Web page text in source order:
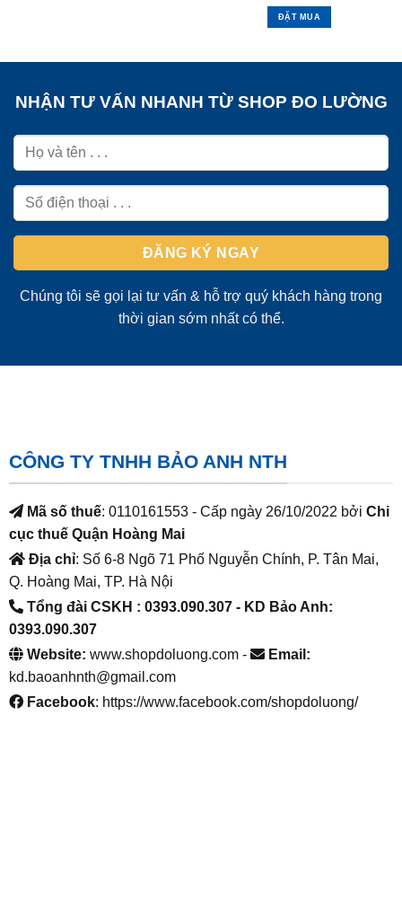
ĐẶT MUA
NHẬN TƯ VẤN NHANH TỪ SHOP ĐO LƯỜNG
Chúng tôi sẽ gọi lại tư vấn & hỗ trợ quý khách hàng trong
thời gian sớm nhất có thể.
CÔNG TY TNHH BẢO ANH NTH
Mã số thuế: 0110161553 - Cấp ngày 26/10/2022 bởi Chi
cục thuế Quận Hoàng Mai
Địa chỉ: Số 6-8 Ngõ 71 Phố Nguyễn Chính, P. Tân Mai,
Q. Hoàng Mai, TP. Hà Nội
Tổng đài CSKH : 0393.090.307- KD Bảo Anh:
0393.090.307
Website: www.shopdoluong.com -
Email:
kd.baoanhnth@gmail.com
Facebook: https://www.facebook.com/shopdoluong/